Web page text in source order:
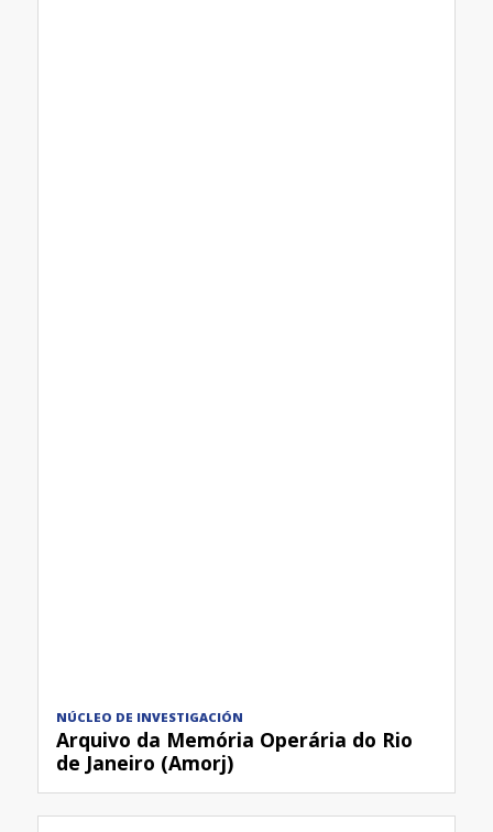
NÚCLEO DE INVESTIGACIÓN
Arquivo da Memória Operária do Rio
de Janeiro (Amorj)